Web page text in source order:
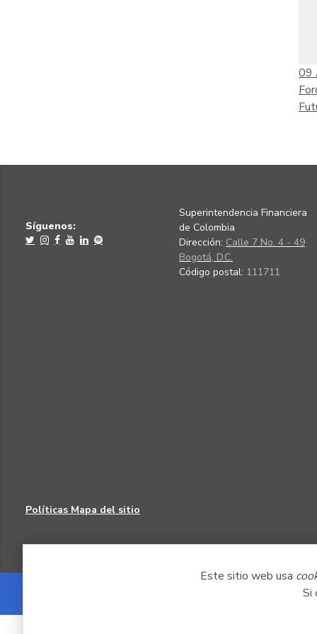
Este sitio web usa
Si
09
Síguenos:
Superintendencia Financiera
de Colombia
Dirección: Calle 7 No. 4 - 49
Bogotá, D.C.
Código postal: 111711
Políticas Mapa del sitio